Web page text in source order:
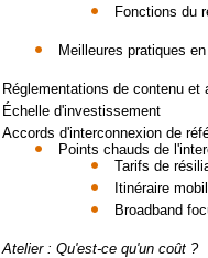
Fonctions du
Meilleures pratiques
Réglementations de contenu et
Échelle d'investissement
Accords d'interconnexion de
Points chauds de
Tarifs de
Itinéraire
Broadband
Atelier : Qu'est-ce qu'un coût ?